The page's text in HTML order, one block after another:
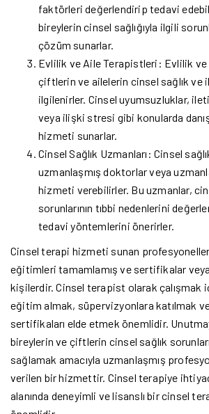
faktörleri değerlendirip tedavi
bireylerin cinsel sağlığıyla ilgili
çözüm sunarlar.
Evlilik ve Aile Terapistleri: Evlilik
çiftlerin ve ailelerin cinsel sağlık ve
ilgilenirler. Cinsel uyumsuzluklar,
veya ilişki stresi gibi konularda
hizmeti sunarlar.
Cinsel Sağlık Uzmanları: Cinsel
uzmanlaşmış doktorlar veya
hizmeti verebilirler. Bu uzmanlar,
sorunlarının tıbbi nedenlerini
tedavi yöntemlerini önerirler.
Cinsel terapi hizmeti sunan
eğitimleri tamamlamış ve sertifikalar
kişilerdir. Cinsel terapist olarak çalışmak
eğitim almak, süpervizyonlara katılmak
sertifikaları elde etmek önemlidir.
bireylerin ve çiftlerin cinsel sağlık
sağlamak amacıyla uzmanlaşmış
verilen bir hizmettir. Cinsel terapiye
alanında deneyimli ve lisanslı bir cinsel